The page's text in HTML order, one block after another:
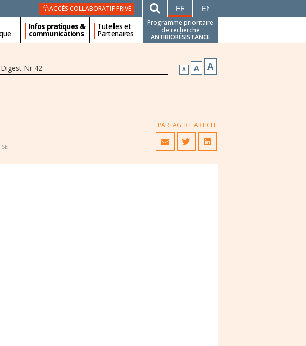
ACCÈS COLLABORATIF PRIVÉ FRANÇAISENGLISH
Infos pratiques &
communications
Tutelles et
Partenaires
Programme prioritaire
de recherche
ANTIBIORÉSISTANCE
Digest Nr 42 A A A
PARTAGER L'ARTICLE